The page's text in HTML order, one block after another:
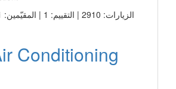
الزيارات: 2910 | التقييم: 1 | المقيّمين: 1 | المدينة
Conditioning